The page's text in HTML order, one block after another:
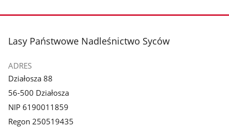
stopka
Lasy Państwowe Nadleśnictwo Syców
ADRES
Działosza 88
56-500 Działosza
NIP 6190011859
Regon 250519435